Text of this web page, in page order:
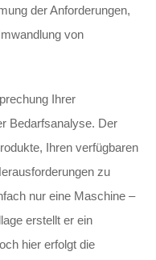
der Anforderungen,
von
Ihrer
Bedarfsanalyse. Der
Ihren verfügbaren
zu
nur eine Maschine –
erstellt er ein
hier erfolgt die